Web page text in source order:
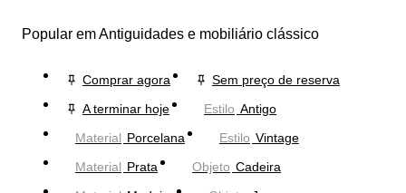
Popular em Antiguidades e mobiliário clássico
Comprar agora
Sem preço de reserva
A terminar hoje
Estilo Antigo
Material Porcelana Estilo Vintage
Material Prata Objeto Cadeira